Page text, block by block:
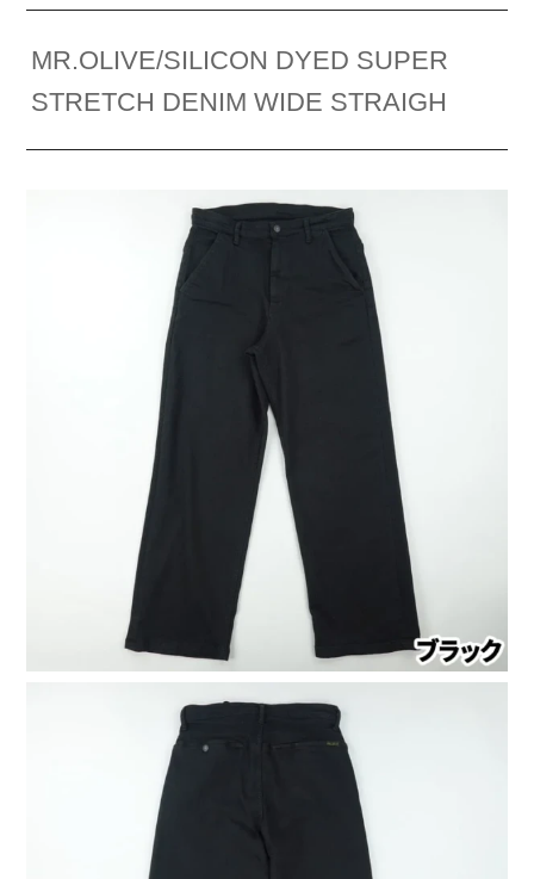
MR.OLIVE/SILICON DYED SUPER
STRETCH DENIM WIDE STRAIGH